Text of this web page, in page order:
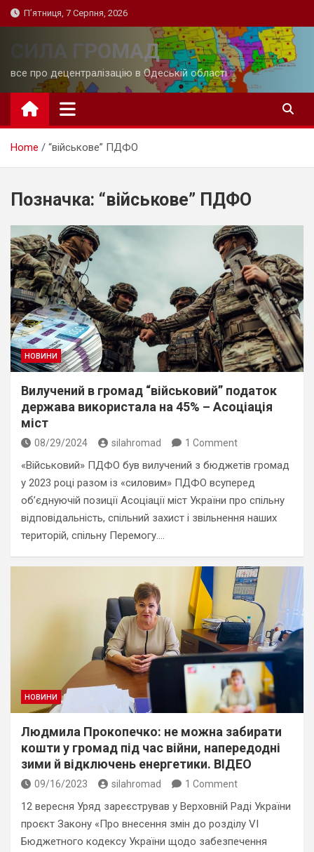
Skip
to
П’ятниця, 7 Серпня, 2026
СИЛА ГРОМАД
все про децентралізацію в Одеській області
Home “військове” ПДФО
Позначка: “військове” ПДФО
НОВИНИ
Вилучений в громад “військовий” податок
держава використала на 45% – Асоціація
міст
08/29/2024 silahromad 1 Comment
«Військовий» ПДФО був вилучений з бюджетів громад
у 2023 році разом із «силовим» ПДФО всуперед
об’єднуючій позиції Асоціації міст України про спільну
відповідальність, спільний захист і звільнення наших
територій, спільну Перемогу.…
НОВИНИ
Людмила Прокопечко: не можна забирати
кошти у громад під час війни, напередодні
зими й відключень енергетики. ВІДЕО
09/16/2023 silahromad 1 Comment
12 вересня Уряд зареєстрував у Верховній Раді України
проєкт Закону «Про внесення змін до розділу VI
Бюджетного кодексу України щодо забезпечення